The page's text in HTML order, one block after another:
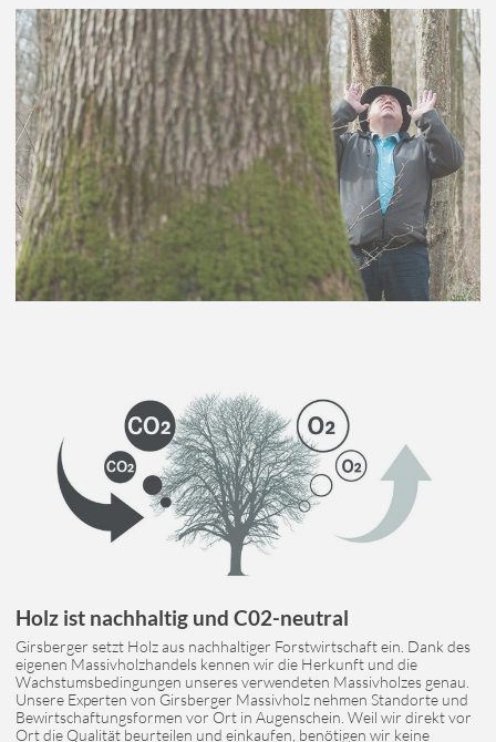
Holz ist nachhaltig und C02-neutral
Girsberger setzt Holz aus nachhaltiger Forstwirtschaft ein. Dank des
eigenen Massivholzhandels kennen wir die Herkunft und die
Wachstumsbedingungen unseres verwendeten Massivholzes genau.
Unsere Experten von Girsberger Massivholz nehmen Standorte und
Bewirtschaftungsformen vor Ort in Augenschein. Weil wir direkt vor
Ort die Qualität beurteilen und einkaufen, benötigen wir keine